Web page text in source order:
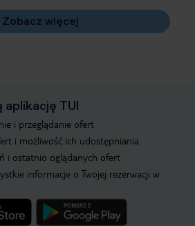
Zobacz więcej
aplikację TUI
i przeglądanie ofert
i możliwość ich udostępniania
i ostatnio oglądanych ofert
informacje o Twojej rezerwacji w